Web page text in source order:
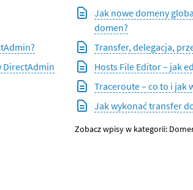
DirectAdmin
Jak nowe domeny
domen?
Transfer, delegacja,
Hosts File Editor – jak
Traceroute – co to i jak
Jak wykonać transfer
Zobacz wpisy w kategorii: